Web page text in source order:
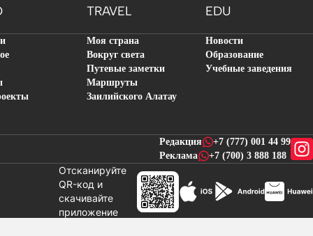
TRAVEL EDU
Моя страна
Вокруг света
Путевые заметки
Маршруты
Заилийского Алатау
Новости
Образование
Учебные заведения
Редакция
+7 (777) 001 44 99
Реклама
+7 (700) 3 888 188
Отсканируйте
QR-код и
скачивайте
приложениеновостей